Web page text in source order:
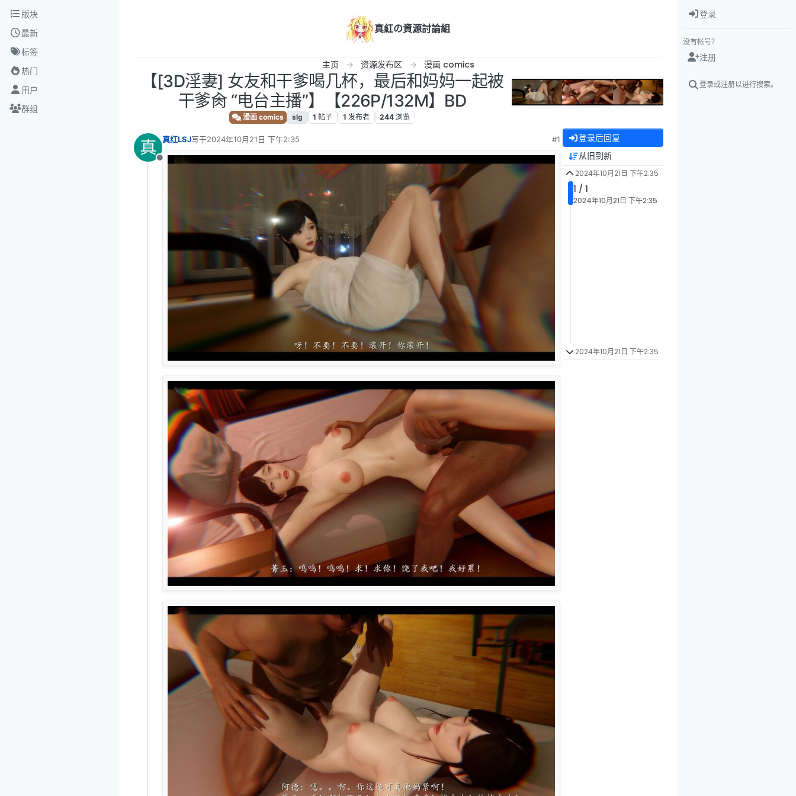
跳转至内容
版块
最新
标签
热门
用户
群组
真紅の資源討論組
主页 资源发布区 漫画 comics
【[3D淫妻] 女友和干爹喝几杯，最后和妈妈一起被
干爹肏 “电台主播”】【226P/132M】BD
漫画 comics slg 1 帖子 1 发布者 244 浏览
真
离线
真红LSJ写于2024年10月21日 下午2:35
最后由 编辑
#1 登录后回复
从旧到新
2024年10月21日 下午2:35
1 / 1
2024年10月21日 下午2:35
2024年10月21日 下午2:35
登录
没有帐号？
注册
登录或注册以进行搜索。